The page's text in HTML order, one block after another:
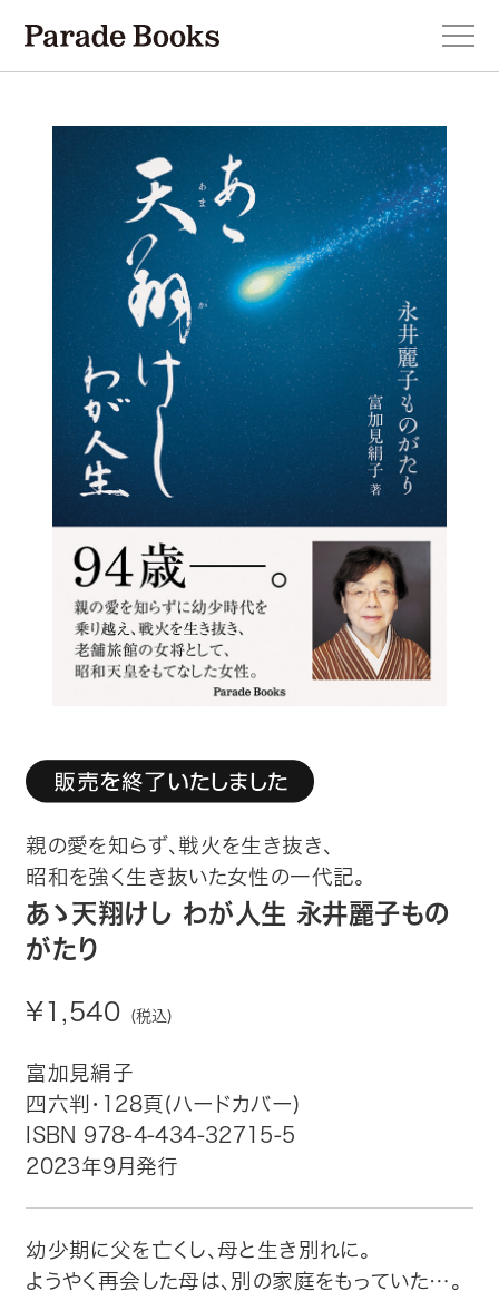
本を探す
新刊・近刊のお知らせ
おすすめ！この一冊。
小説
エッセイ・詩・ノンフィクション
生活・健康
論文・学術書・参考書
社会・思想・哲学
写真集
電子書籍
自費出版したい方
メディア紹介
お問い合わせ
親の愛を知らず、戦火を生き抜き、
昭和を強く生き抜いた女性の一代記。
あゝ天翔けし わが人生 永井麗子もの
がたり
¥1,540 (税込)
富加見絹子
四六判・128頁(ハードカバー)
ISBN 978-4-434-32715-5
2023年9月発行
幼少期に父を亡くし、母と生き別れに。
ようやく再会した母は、別の家庭をもっていた…。